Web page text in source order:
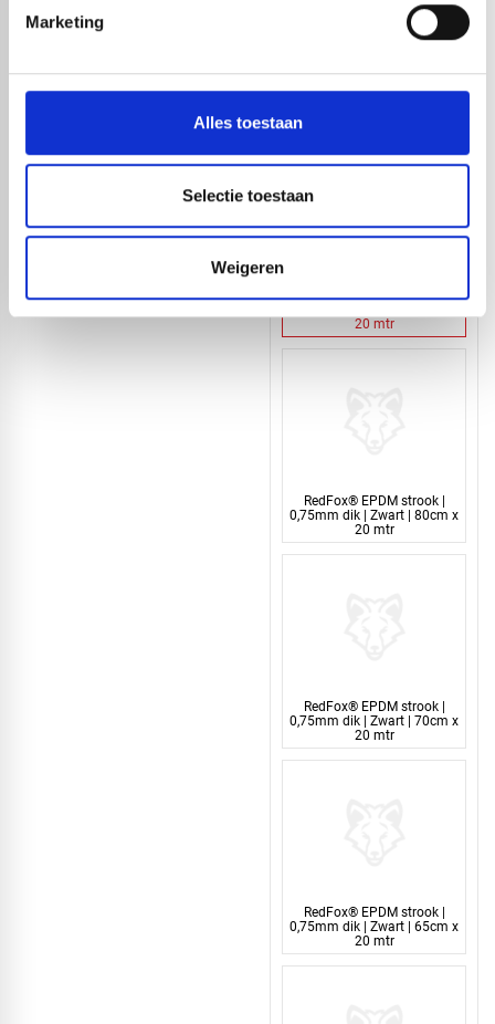
Marketing
Alles toestaan
Selectie toestaan
Weigeren
RedFox® EPDM strook |
RedFox® EPDM strook |
20 mtr
RedFox® EPDM strook |
0,75mm dik | Zwart | 80cm x
20 mtr
RedFox® EPDM strook |
0,75mm dik | Zwart | 70cm x
20 mtr
RedFox® EPDM strook |
0,75mm dik | Zwart | 65cm x
20 mtr